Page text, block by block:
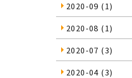
2020-09 (1)
2020-08 (1)
2020-07 (3)
2020-04 (3)